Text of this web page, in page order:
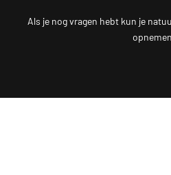
Als je nog vragen hebt kun je